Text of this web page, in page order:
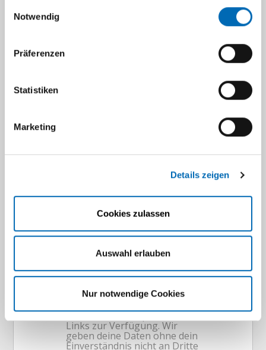
Notwendig
Präferenzen
Statistiken
Marketing
Details zeigen
Cookies zulassen
Auswahl erlauben
Nur notwendige Cookies
eine E-Mail mit einem Bestä­ti­gungs­link. Klicke auf